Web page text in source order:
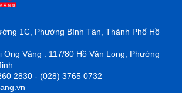
1C, Phường Bình Tân, Thành Phố Hồ
Ong Vàng : 117/80 Hồ Văn Long, Phường
2830 - (028) 3765 0732